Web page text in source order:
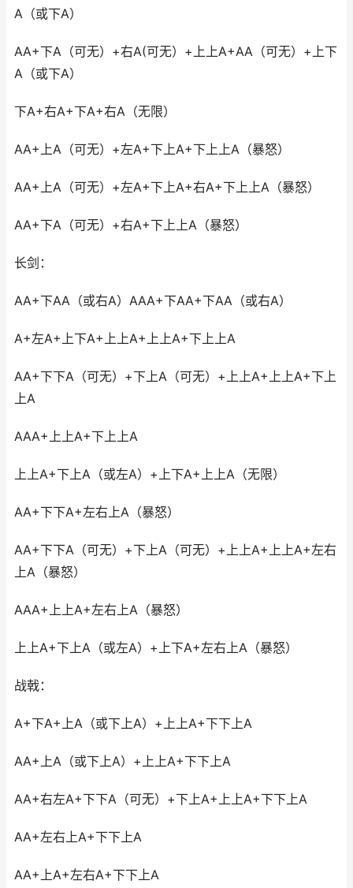
A（或下A）
AA+下A（可无）+右A(可无）+上上A+AA（可无）+上下
A（或下A）
下A+右A+下A+右A（无限）
AA+上A（可无）+左A+下上A+下上上A（暴怒）
AA+上A（可无）+左A+下上A+右A+下上上A（暴怒）
AA+下A（可无）+右A+下上上A（暴怒）
长剑：
AA+下AA（或右A）AAA+下AA+下AA（或右A）
A+左A+上下A+上上A+上上A+下上上A
AA+下下A（可无）+下上A（可无）+上上A+上上A+下上
上A
AAA+上上A+下上上A
上上A+下上A（或左A）+上下A+上上A（无限）
AA+下下A+左右上A（暴怒）
AA+下下A（可无）+下上A（可无）+上上A+上上A+左右
上A（暴怒）
AAA+上上A+左右上A（暴怒）
上上A+下上A（或左A）+上下A+左右上A（暴怒）
战戟：
A+下A+上A（或下上A）+上上A+下下上A
AA+上A（或下上A）+上上A+下下上A
AA+右左A+下下A（可无）+下上A+上上A+下下上A
AA+左右上A+下下上A
AA+上A+左右A+下下上A